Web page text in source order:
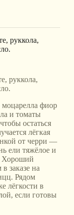
руккола,
.
руккола,
.
фиор
и томаты
остаться
лёгкая
от черри —
ели тяжёлое и
Хороший
заказе на
Рядом
лёгкости в
если готовы